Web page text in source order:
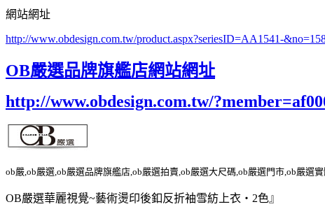
網站網址
http://www.obdesign.com.tw/product.aspx?seriesID=AA1541-
OB嚴選品牌旗艦店網站網址
http://www.obdesign.com.tw/
ob嚴,ob嚴選,ob嚴選品牌旗艦店,ob嚴選拍賣,ob嚴選大尺碼,ob嚴選門市,ob嚴選
OB嚴選華麗視覺~藝術燙印後釦反折袖雪紡上衣‧2色』